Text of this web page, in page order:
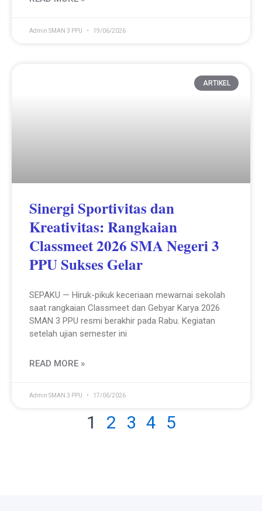
Admin SMAN 3 PPU 19/06/2026
ARTIKEL
Sinergi Sportivitas dan
Kreativitas: Rangkaian
Classmeet 2026 SMA Negeri 3
PPU Sukses Gelar
SEPAKU — Hiruk-pikuk keceriaan mewarnai sekolah
saat rangkaian Classmeet dan Gebyar Karya 2026
SMAN 3 PPU resmi berakhir pada Rabu. Kegiatan
setelah ujian semester ini
READ MORE »
Admin SMAN 3 PPU 17/06/2026
1 2 3 4 5